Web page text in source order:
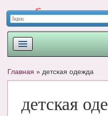
НОВОРОЖДЕННЫЙ
Главная » детская одежда
детская